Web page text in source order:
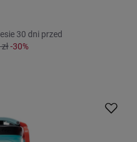
30 dni przed
-30%